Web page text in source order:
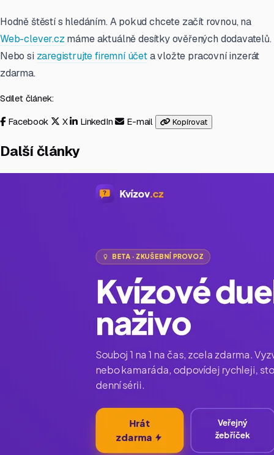
Hodně štěstí s hledáním. A pokud chcete začít rovnou, na
Web-clever.cz máme aktuálně desítky ověřených dodavatelů.
Nebo si zaregistrujte firemní účeta vložte pracovní inzerát
zdarma.
Sdílet článek:
Facebook
X LinkedIn E-mail Kopírovat
Další články